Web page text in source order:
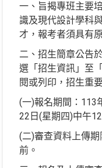
一、旨揭專班主要
識及現代設計學科
才，報考者須具有
二、招生簡章公告
選「招生資訊」至
閱或列印，招生重
(一)報名期間：113
22日(星期四)中午
(二)審查資料上傳
前。